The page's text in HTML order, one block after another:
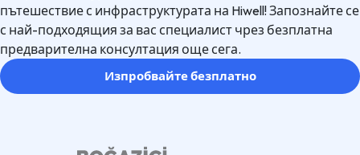
пътешествие с инфраструктурата на Hiwell! Запознайте се
с най-подходящия за вас специалист чрез безплатна
предварителна консултация още сега.
Изпробвайте безплатно